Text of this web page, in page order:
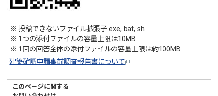
※ 投稿できないファイル拡張子 exe, bat, sh
※ 1つの添付ファイルの容量上限は10MB
※ 1回の回答全体の添付ファイルの容量上限は約100MB
建築確認申請事前調査報告書について
このページに関する